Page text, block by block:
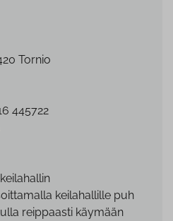
Tornio
445722
keilahallille puh
reippaasti käymään